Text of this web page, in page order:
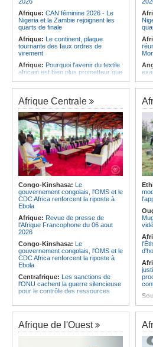
Afrique: CAN féminine 2026 - Le
Nigeria et la Zambie rejoignent les
quarts de finale
Afrique: Le continent, plaque
tournante des faux ordres de
virement
Afrique: Pourquoi l'avenir du textile
africain est bien plus prometteur que
Afrique:Les Africains en première
ligne face à la crise de la biodiversité
Afrique:L'essor historique de
l'Éthiopie met à mal la campagne
d'hostilité menée par Le Caire
Afrique:La Cour international de
justice fixe le calendrier de la
procédure engagée par la RDC
contre le Rwanda
Afrique:Visite du Président de la
République et de la Première Dame
à Yamoussoukro
Afrique:Le Forum de
l'entrepreneuriat de Sept Afrique se
veut une plateforme de mobilisation
des investissements
Afrique Centrale
Congo-Kinshasa: Le
gouvernement congolais, l'OMS et le
CDC Africa renforcent la riposte à
Ebola
Afrique: Revue de presse de
l'Afrique Francophone du 06 aout
2026
Congo-Kinshasa: Le
gouvernement congolais, l'OMS et le
CDC Africa renforcent la riposte à
Ebola
Centrafrique: Les sanctions de
l'ONU cachent la guerre silencieuse
pour le contrôle des ressources
Afrique:La Cour international de
justice fixe le calendrier de la
Afrique de l'Ouest